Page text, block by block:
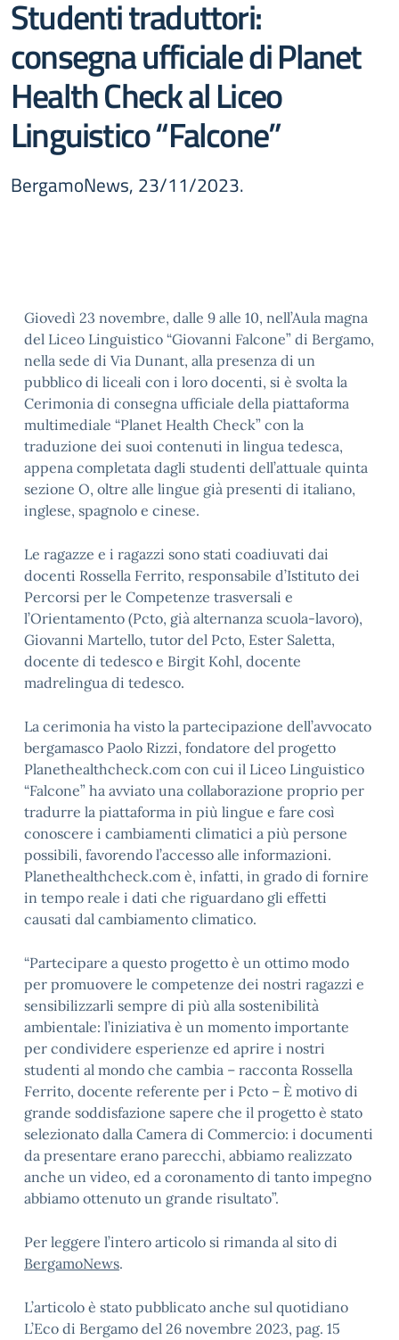
Studenti traduttori:
consegna ufficiale di Planet
Health Check al Liceo
Linguistico “Falcone”
BergamoNews, 23/11/2023.
Giovedì 23 novembre, dalle 9 alle 10, nell’Aula magna
del Liceo Linguistico “Giovanni Falcone” di Bergamo,
nella sede di Via Dunant, alla presenza di un
pubblico di liceali con i loro docenti, si è svolta la
Cerimonia di consegna ufficiale della piattaforma
multimediale “Planet Health Check” con la
traduzione dei suoi contenuti in lingua tedesca,
appena completata dagli studenti dell’attuale quinta
sezione O, oltre alle lingue già presenti di italiano,
inglese, spagnolo e cinese.
Le ragazze e i ragazzi sono stati coadiuvati dai
docenti Rossella Ferrito, responsabile d’Istituto dei
Percorsi per le Competenze trasversali e
l’Orientamento (Pcto, già alternanza scuola-lavoro),
Giovanni Martello, tutor del Pcto, Ester Saletta,
docente di tedesco e Birgit Kohl, docente
madrelingua di tedesco.
La cerimonia ha visto la partecipazione dell’avvocato
bergamasco Paolo Rizzi, fondatore del progetto
Planethealthcheck.com con cui il Liceo Linguistico
“Falcone” ha avviato una collaborazione proprio per
tradurre la piattaforma in più lingue e fare così
conoscere i cambiamenti climatici a più persone
possibili, favorendo l’accesso alle informazioni.
Planethealthcheck.com è, infatti, in grado di fornire
in tempo reale i dati che riguardano gli effetti
causati dal cambiamento climatico.
“Partecipare a questo progetto è un ottimo modo
per promuovere le competenze dei nostri ragazzi e
sensibilizzarli sempre di più alla sostenibilità
ambientale: l’iniziativa è un momento importante
per condividere esperienze ed aprire i nostri
studenti al mondo che cambia – racconta Rossella
Ferrito, docente referente per i Pcto – È motivo di
grande soddisfazione sapere che il progetto è stato
selezionato dalla Camera di Commercio: i documenti
da presentare erano parecchi, abbiamo realizzato
anche un video, ed a coronamento di tanto impegno
abbiamo ottenuto un grande risultato”.
Per leggere l’intero articolo si rimanda al sito di
BergamoNews.
L’articolo è stato pubblicato anche sul quotidiano
L’Eco di Bergamo del 26 novembre 2023, pag. 15